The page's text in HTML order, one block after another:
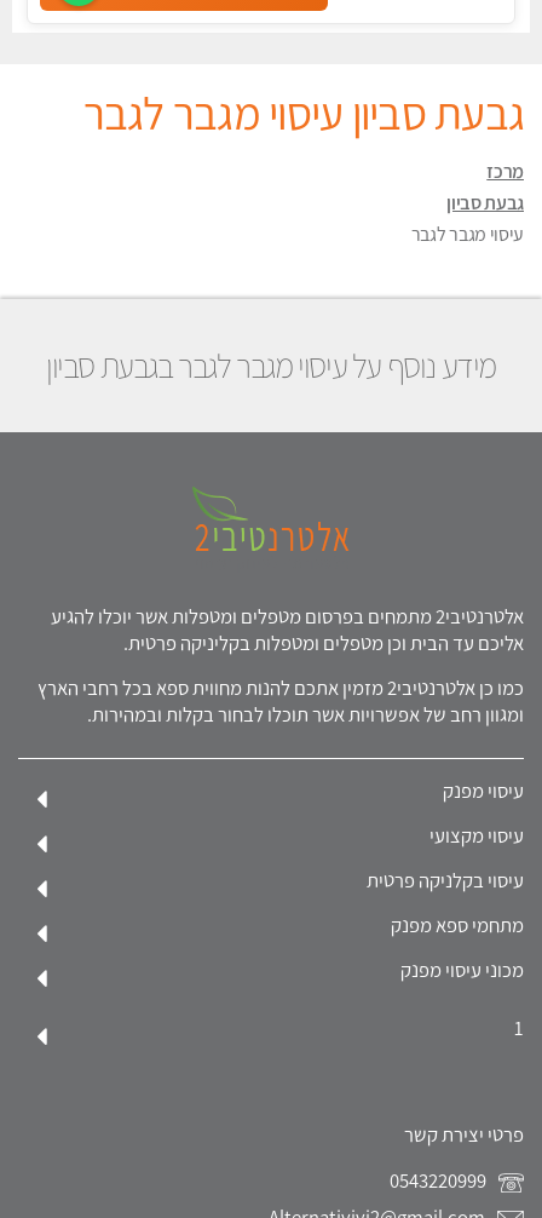
גבעת סביון עיסוי מגבר לגבר
מרכז
גבעת סביון
עיסוי מגבר לגבר
מידע נוסף על עיסוי מגבר לגבר בגבעת סביון
אלטרנטיבי2 מתמחים בפרסום מטפלים ומטפלות אשר יוכלו להגיע
אליכם עד הבית וכן מטפלים ומטפלות בקליניקה פרטית.
כמו כן אלטרנטיבי2 מזמין אתכם להנות מחווית ספא בכל רחבי הארץ
ומגוון רחב של אפשרויות אשר תוכלו לבחור בקלות ובמהירות.
עיסוי מפנק
עיסוי מקצועי
עיסוי בקלניקה פרטית
מתחמי ספא מפנק
מכוני עיסוי מפנק
1
פרטי יצירת קשר